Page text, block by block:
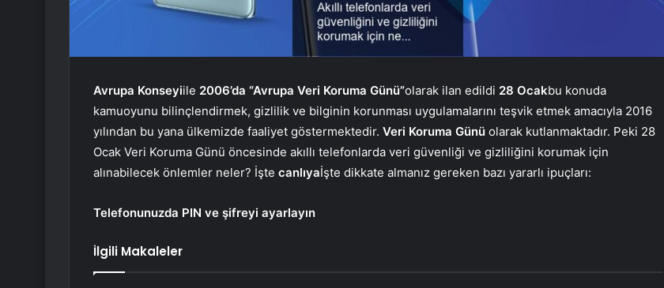
Avrupa Konseyiile 2006’da “Avrupa Veri Koruma Günü”olarak ilan edildi 28 Ocakbu konuda
kamuoyunu bilinçlendirmek, gizlilik ve bilginin korunması uygulamalarını teşvik etmek amacıyla 2016
yılından bu yana ülkemizde faaliyet göstermektedir. Veri Koruma Günü olarak kutlanmaktadır. Peki 28
Ocak Veri Koruma Günü öncesinde akıllı telefonlarda veri güvenliği ve gizliliğini korumak için
alınabilecek önlemler neler? İşte canlıyaİşte dikkate almanız gereken bazı yararlı ipuçları:
Telefonunuzda PIN ve şifreyi ayarlayın
İlgili Makaleler